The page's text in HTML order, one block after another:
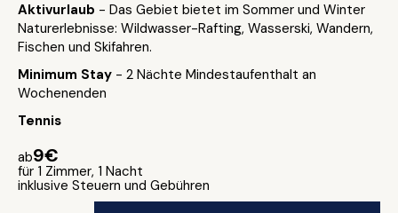
Aktivurlaub - Das Gebiet bietet im Sommer und Winter
Naturerlebnisse: Wildwasser-Rafting, Wasserski, Wandern,
Fischen und Skifahren.
Minimum Stay - 2 Nächte Mindestaufenthalt an
Wochenenden
Tennis
ab9€
für 1 Zimmer, 1 Nacht
inklusive Steuern und Gebühren